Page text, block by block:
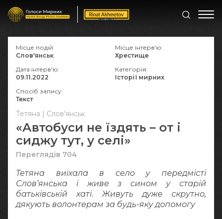
Тетяна | Слов'янськ
«Автобуси не їздять – от і
сиджу тут, у селі»
Переглядів 704
Тетяна виїхала в село у передмісті
Слов’янська і живе з сином у старій
батьківській хаті. Живуть дуже скрутно,
дякують волонтерам за будь-яку допомогу
Місце подій:
Слов'янськ
Місце інтерв'ю:
Хрестище
Дата інтерв'ю:
09.11.2022
Категорія:
Історії мирних
Спосіб запису:
Текст